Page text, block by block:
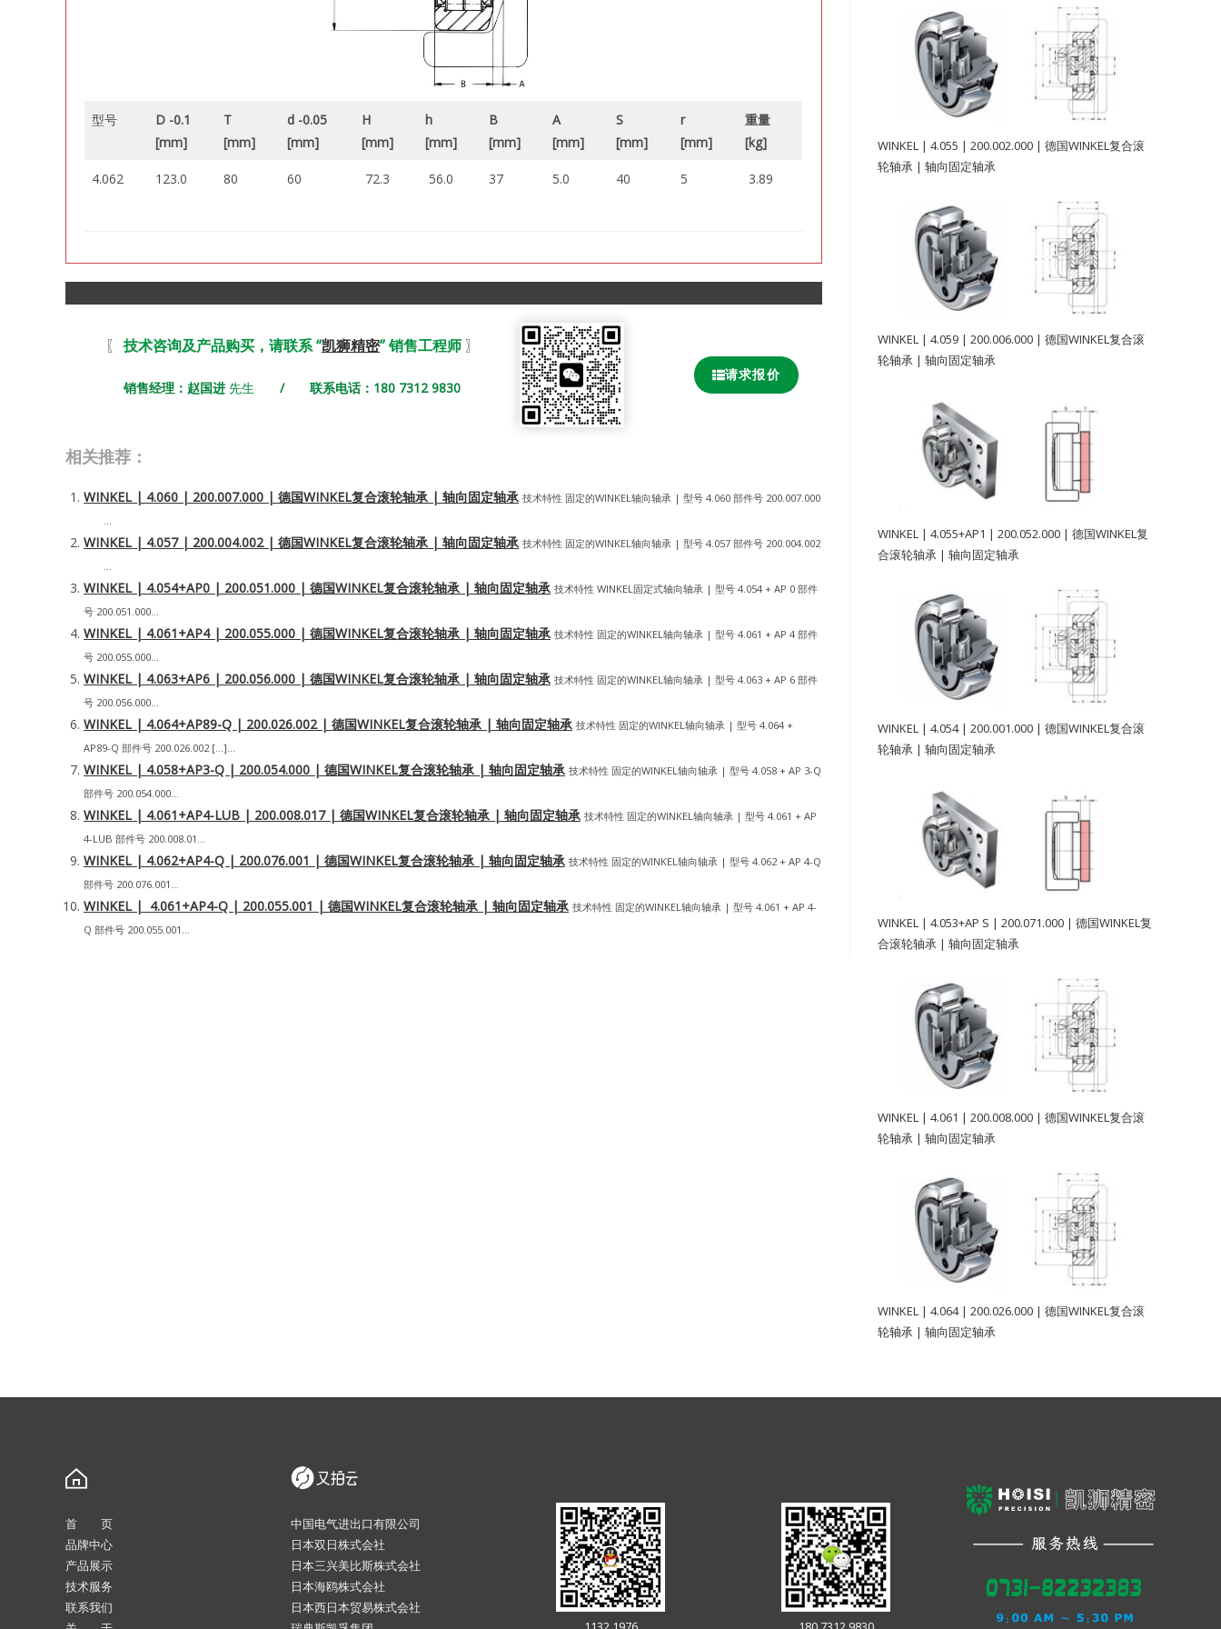
型号
D -0.1
[mm]
T
[mm]
d -0.05
[mm]
H
[mm]
h
[mm]
B
[mm]
A
[mm]
S
[mm]
r
[mm]
重量
[kg]
4.062 123.0 80 60 72.3 56.0 37 5.0 40 5 3.89
〖 技术咨询及产品购买，请联系 “凯狮精密” 销售工程师〗
销售经理：赵国进先生 / 联系电话：180 7312 9830
请求报价
相关推荐：
WINKEL | 4.060 | 200.007.000 | 德国WINKEL复合滚轮轴承 | 轴向固定轴承 技术特性 固定的WINKEL轴向轴承 | 型号 4.060 部件号 200.007.000
WINKEL | 4.057 | 200.004.002 | 德国WINKEL复合滚轮轴承 | 轴向固定轴承 技术特性 固定的WINKEL轴向轴承 | 型号 4.057 部件号 200.004.002
WINKEL | 4.054+AP0 | 200.051.000 | 德国WINKEL复合滚轮轴承 | 轴向固定轴承 技术特性 WINKEL固定式轴向轴承 | 型号 4.054 + AP 0 部件
号 200.051.000...
WINKEL | 4.061+AP4 | 200.055.000 | 德国WINKEL复合滚轮轴承 | 轴向固定轴承 技术特性 固定的WINKEL轴向轴承 | 型号 4.061 + AP 4 部件
号 200.055.000...
WINKEL | 4.063+AP6 | 200.056.000 | 德国WINKEL复合滚轮轴承 | 轴向固定轴承 技术特性 固定的WINKEL轴向轴承 | 型号 4.063 + AP 6 部件
号 200.056.000...
WINKEL | 4.064+AP89-Q | 200.026.002 | 德国WINKEL复合滚轮轴承 | 轴向固定轴承 技术特性 固定的WINKEL轴向轴承 | 型号 4.064 +
AP89-Q 部件号 200.026.002 […]...
WINKEL | 4.058+AP3-Q | 200.054.000 | 德国WINKEL复合滚轮轴承 | 轴向固定轴承 技术特性 固定的WINKEL轴向轴承 | 型号 4.058 + AP 3-Q
部件号 200.054.000...
WINKEL | 4.061+AP4-LUB | 200.008.017 | 德国WINKEL复合滚轮轴承 | 轴向固定轴承 技术特性 固定的WINKEL轴向轴承 | 型号 4.061 + AP
4-LUB 部件号 200.008.01...
WINKEL | 4.062+AP4-Q | 200.076.001 | 德国WINKEL复合滚轮轴承 | 轴向固定轴承 技术特性 固定的WINKEL轴向轴承 | 型号 4.062 + AP 4-Q
部件号 200.076.001...
WINKEL | 4.061+AP4-Q | 200.055.001 | 德国WINKEL复合滚轮轴承 | 轴向固定轴承 技术特性 固定的WINKEL轴向轴承 | 型号 4.061 + AP 4-
Q 部件号 200.055.001...
WINKEL | 4.055 | 200.002.000 | 德国WINKEL复合滚
轮轴承 | 轴向固定轴承
WINKEL | 4.059 | 200.006.000 | 德国WINKEL复合滚
轮轴承 | 轴向固定轴承
WINKEL | 4.055+AP1 | 200.052.000 | 德国WINKEL复
合滚轮轴承 | 轴向固定轴承
WINKEL | 4.054 | 200.001.000 | 德国WINKEL复合滚
轮轴承 | 轴向固定轴承
WINKEL | 4.053+AP S | 200.071.000 | 德国WINKEL复
合滚轮轴承 | 轴向固定轴承
WINKEL | 4.061 | 200.008.000 | 德国WINKEL复合滚
轮轴承 | 轴向固定轴承
WINKEL | 4.064 | 200.026.000 | 德国WINKEL复合滚
轮轴承 | 轴向固定轴承
首 页
品牌中心
产品展示
技术服务
联系我们
中国电气进出口有限公司
日本双日株式会社
日本三兴美比斯株式会社
日本海鸥株式会社
日本西日本贸易株式会社